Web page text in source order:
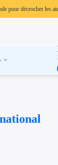
pour décrocher les